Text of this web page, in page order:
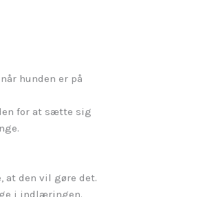
hunden er på
for at sætte sig
at den vil gøre det.
i indlæringen.